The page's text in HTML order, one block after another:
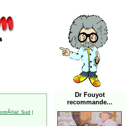
Sud |
Dr Fouyot
recommande...